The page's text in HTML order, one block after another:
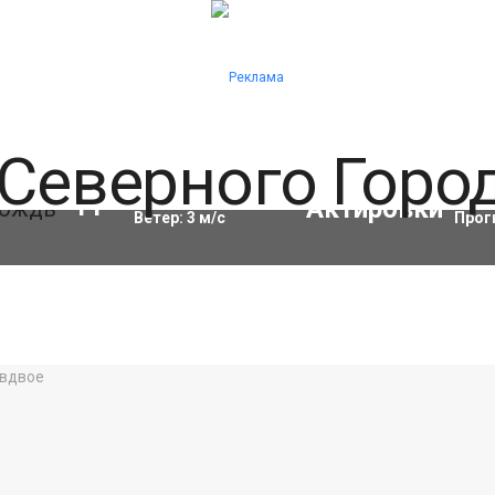
11°C Влажность:90%
Ветер: 3 м/с